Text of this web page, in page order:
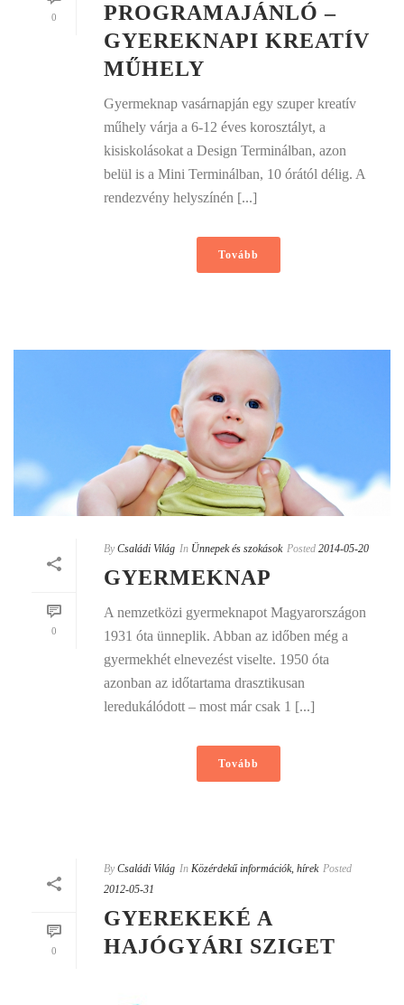
0
PROGRAMAJÁNLÓ –
GYEREKNAPI KREATÍV
MŰHELY
Gyermeknap vasárnapján egy szuper kreatív
műhely várja a 6-12 éves korosztályt, a
kisiskolásokat a Design Terminálban, azon
belül is a Mini Terminálban, 10 órától délig. A
rendezvény helyszínén [...]
Tovább
0
By Családi Világ In Ünnepek és szokások Posted 2014-05-20
GYERMEKNAP
A nemzetközi gyermeknapot Magyarországon
1931 óta ünneplik. Abban az időben még a
gyermekhét elnevezést viselte. 1950 óta
azonban az időtartama drasztikusan
leredukálódott – most már csak 1 [...]
Tovább
0
By Családi Világ In Közérdekű információk, hírek Posted
2012-05-31
GYEREKEKÉ A
HAJÓGYÁRI SZIGET